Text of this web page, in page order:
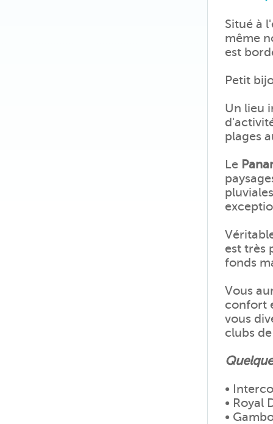
Situé à
même
est
Petit
Un lieu
plages
Le
est très
fonds
Vous
confort
vous
clubs
•
• Royal
•